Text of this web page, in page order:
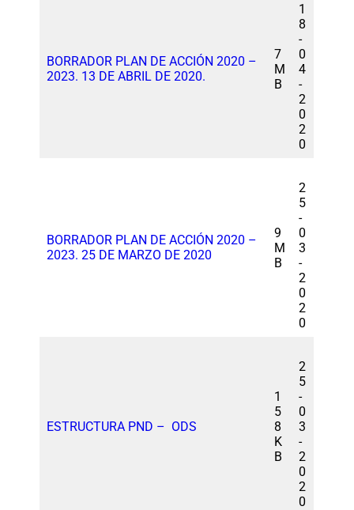
BORRADOR PLAN DE ACCIÓN 2020 –
2023. 13 DE ABRIL DE 2020.
7
M
B
1
8
-
0
4
-
2
0
2
0
BORRADOR PLAN DE ACCIÓN 2020 –
2023. 25 DE MARZO DE 2020
9
M
B
2
5
-
0
3
-
2
0
2
0
ESTRUCTURA PND – ODS
1
5
8
K
B
2
5
-
0
3
-
2
0
2
0